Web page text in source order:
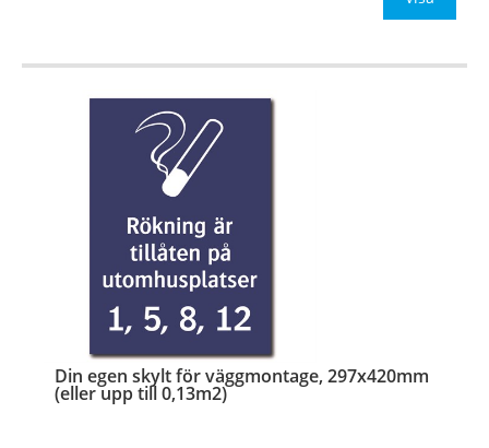
Din egen skylt för väggmontage, 297x420mm
(eller upp till 0,13m2)